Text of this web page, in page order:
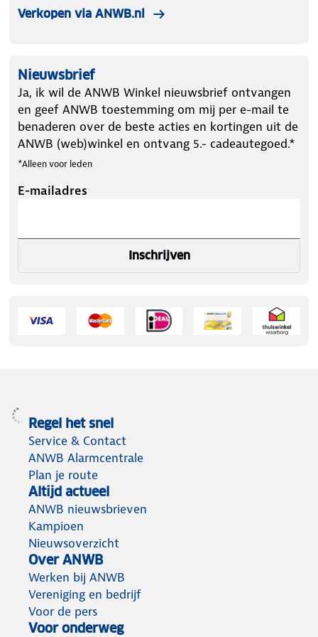
bandenmaat 265/65R17
✔ Montagehandschoenen
✔ Plastic opbergtas
✔ Montagehandleiding
Verkopen via ANWB.nl
Nieuwsbrief
Ja, ik wil de ANWB Winkel nieuwsbrief ontvangen
en geef ANWB toestemming om mij per e-mail te
benaderen over de beste acties en kortingen uit de
ANWB (web)winkel en ontvang 5.- cadeautegoed.*
*Alleen voor leden
E-mailadres
Inschrijven
Regel het snel
Service & Contact
ANWB Alarmcentrale
Plan je route
Altijd actueel
ANWB nieuwsbrieven
Kampioen
Nieuwsoverzicht
Over ANWB
Werken bij ANWB
Vereniging en bedrijf
Voor de pers
Voor onderweg